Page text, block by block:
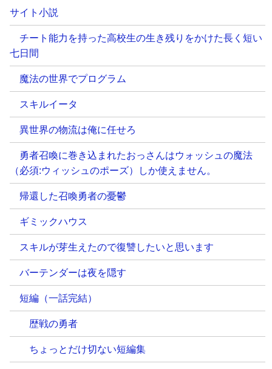
サイト小説
チート能力を持った高校生の生き残りをかけた長く短い
七日間
魔法の世界でプログラム
スキルイータ
異世界の物流は俺に任せろ
勇者召喚に巻き込まれたおっさんはウォッシュの魔法
（必須:ウィッシュのポーズ）しか使えません。
帰還した召喚勇者の憂鬱
ギミックハウス
スキルが芽生えたので復讐したいと思います
バーテンダーは夜を隠す
短編（一話完結）
歴戦の勇者
ちょっとだけ切ない短編集